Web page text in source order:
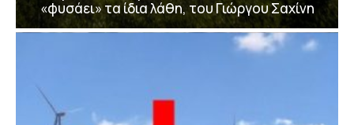
«φυσάει» τα ίδια λάθη, του Γιώργου Σαχίνη